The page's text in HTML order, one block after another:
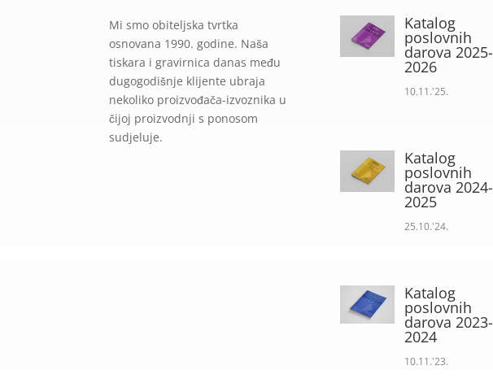
Mi smo obiteljska tvrtka
osnovana 1990. godine. Naša
tiskara i gravirnica danas među
dugogodišnje klijente ubraja
nekoliko proizvođača-izvoznika u
čijoj proizvodnji s ponosom
sudjeluje.
Katalog
poslovnih
darova 2025-
2026
10.11.'25.
Katalog
poslovnih
darova 2024-
2025
25.10.'24.
Katalog
poslovnih
darova 2023-
2024
10.11.'23.